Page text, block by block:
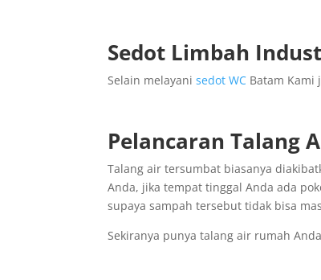
Sedot Limbah
Selain melayanisedot WC Batam Kami
Pelancaran Talang
Talang air tersumbat biasanya
Anda, jika tempat tinggal Anda ada
supaya sampah tersebut tidak bisa
Sekiranya punya talang air rumah